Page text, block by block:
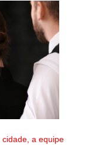
a equipe